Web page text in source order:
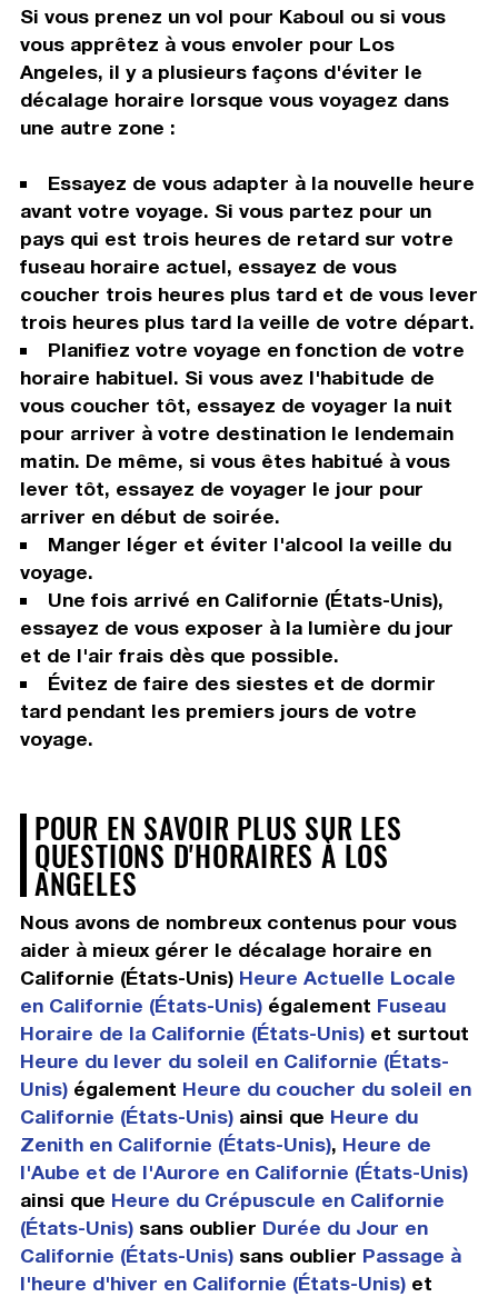
Si vous prenez un vol pour Kaboul ou si vous
vous apprêtez à vous envoler pour Los
Angeles, il y a plusieurs façons d'éviter le
décalage horaire lorsque vous voyagez dans
une autre zone :
Essayez de vous adapter à la nouvelle heure
avant votre voyage. Si vous partez pour un
pays qui est trois heures de retard sur votre
fuseau horaire actuel, essayez de vous
coucher trois heures plus tard et de vous lever
trois heures plus tard la veille de votre départ.
Planifiez votre voyage en fonction de votre
horaire habituel. Si vous avez l'habitude de
vous coucher tôt, essayez de voyager la nuit
pour arriver à votre destination le lendemain
matin. De même, si vous êtes habitué à vous
lever tôt, essayez de voyager le jour pour
arriver en début de soirée.
Manger léger et éviter l'alcool la veille du
voyage.
Une fois arrivé en Californie (États-Unis),
essayez de vous exposer à la lumière du jour
et de l'air frais dès que possible.
Évitez de faire des siestes et de dormir
tard pendant les premiers jours de votre
voyage.
POUR EN SAVOIR PLUS SUR LES
QUESTIONS D'HORAIRES À LOS
ANGELES
Nous avons de nombreux contenus pour vous
aider à mieux gérer le décalage horaire en
Californie (États-Unis) Heure Actuelle Locale
en Californie (États-Unis)également Fuseau
Horaire de la Californie (États-Unis)et surtout
Heure du lever du soleil en Californie (États-
Unis)également Heure du coucher du soleil en
Californie (États-Unis)ainsi que Heure du
Zenith en Californie (États-Unis), Heure de
l'Aube et de l'Aurore en Californie (États-Unis)
ainsi que Heure du Crépuscule en Californie
(États-Unis)sans oublier Durée du Jour en
Californie (États-Unis)sans oublier Passage à
l'heure d'hiver en Californie (États-Unis)et